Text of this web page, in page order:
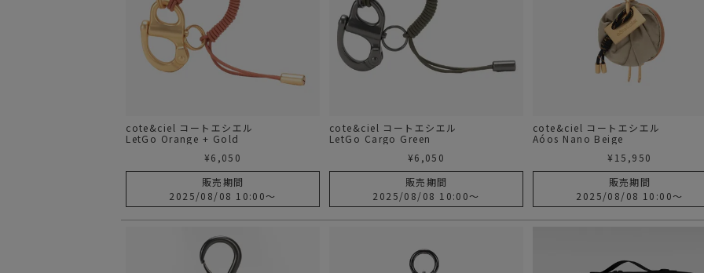
cote&ciel コートエシエル
LetGo Orange + Gold
¥6,050
販売期間
2025/08/08 10:00〜
cote&ciel コートエシエル
LetGo Cargo Green
¥6,050
販売期間
2025/08/08 10:00〜
cote&ciel コートエシエル
Aóos Nano Beige
¥ 15,950
販売期間
2025/08/08 10:00〜